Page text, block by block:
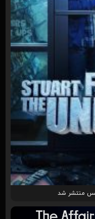
منتشر شد